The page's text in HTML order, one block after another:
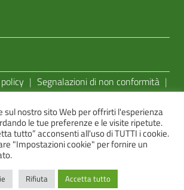
Utili
| Segnalazioni di non conformità |
e-Linking Online Systems S.r.l.
sul nostro sito Web per offrirti l'esperienza
le tue preferenze e le visite ripetute.
tutto” acconsenti all'uso di TUTTI i cookie.
"Impostazioni cookie" per fornire un
Rifiuta Accetta tutto